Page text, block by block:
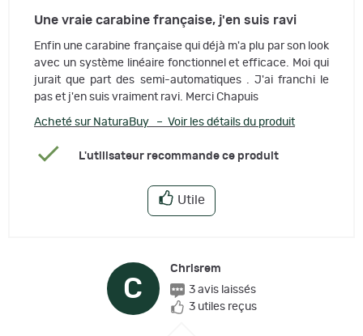
Une vraie carabine française, j'en suis ravi
Enfin une carabine française qui déjà m'a plu par son look
avec un système linéaire fonctionnel et efficace. Moi qui
jurait que part des semi-automatiques . J'ai franchi le
pas et j'en suis vraiment ravi. Merci Chapuis
Acheté sur NaturaBuy – Voir les détails du produit
L'utilisateur recommande ce produit
Utile
C
Chrisrem
3 avis laissés
3 utiles reçus